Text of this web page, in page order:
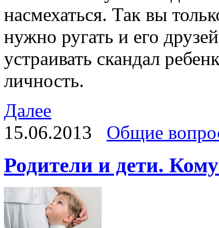
насмехаться. Так вы
нужно ругать и его
устраивать скандал
личность.
Далее
15.06.2013
Общие
Родители и дети.